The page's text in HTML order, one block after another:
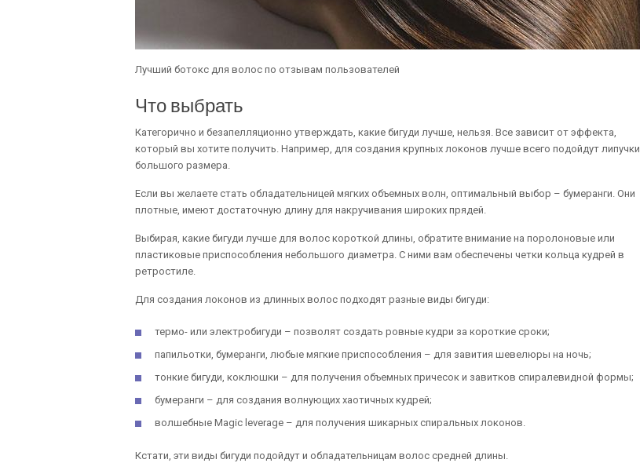
Лучший ботокс для волос по отзывам пользователей
Что выбрать
Категорично и безапелляционно утверждать, какие бигуди лучше, нельзя. Все зависит от эффекта,
который вы хотите получить. Например, для создания крупных локонов лучше всего подойдут липучки
большого размера.
Если вы желаете стать обладательницей мягких объемных волн, оптимальный выбор – бумеранги. Они
плотные, имеют достаточную длину для накручивания широких прядей.
Выбирая, какие бигуди лучше для волос короткой длины, обратите внимание на поролоновые или
пластиковые приспособления небольшого диаметра. С ними вам обеспечены четки кольца кудрей в
ретростиле.
Для создания локонов из длинных волос подходят разные виды бигуди:
термо- или электробигуди – позволят создать ровные кудри за короткие сроки;
папильотки, бумеранги, любые мягкие приспособления – для завития шевелюры на ночь;
тонкие бигуди, коклюшки – для получения объемных причесок и завитков спиралевидной формы;
бумеранги – для создания волнующих хаотичных кудрей;
волшебные Magic leverage – для получения шикарных спиральных локонов.
Кстати, эти виды бигуди подойдут и обладательницам волос средней длины.